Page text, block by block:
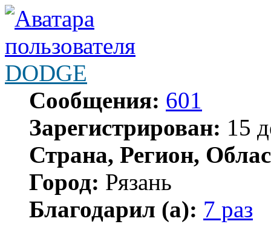
DODGE
Сообщения: 601
Зарегистрирован: 15
Страна, Регион,
Город: Рязань
Благодарил (а): 7 раз